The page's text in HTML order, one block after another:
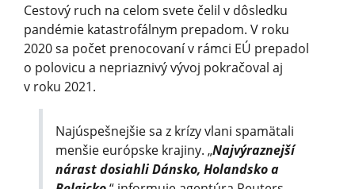
Cestový ruch na celom svete čelil v dôsledku
pandémie katastrofálnym prepadom. V roku
2020 sa počet prenocovaní v rámci EÚ prepadol
o polovicu a nepriaznivý vývoj pokračoval aj
v roku 2021.
Najúspešnejšie sa z krízy vlani spamätali
menšie európske krajiny. „Najvýraznejší
nárast dosiahli Dánsko, Holandsko a